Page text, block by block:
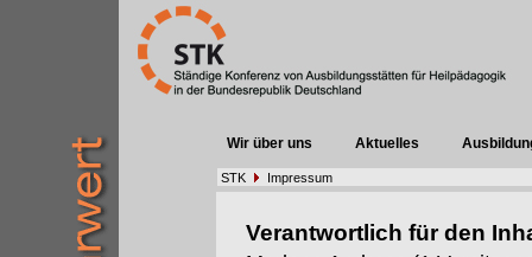
Wir über uns Aktuelles
STK Impressum
Verantwortlich für den